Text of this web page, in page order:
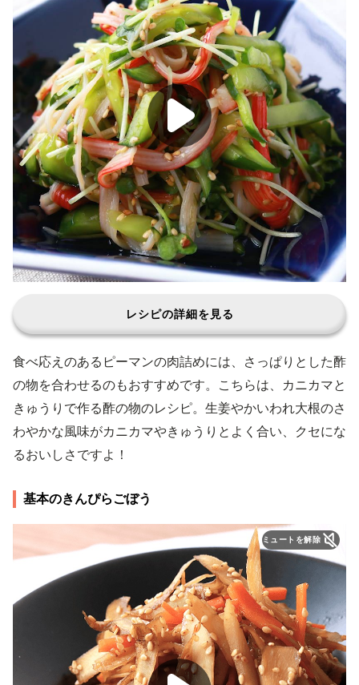
レシピの詳細を見る
食べ応えのあるピーマンの肉詰めには、さっぱりとした酢
の物を合わせるのもおすすめです。こちらは、カニカマと
きゅうりで作る酢の物のレシピ。生姜やかいわれ大根のさ
わやかな風味がカニカマやきゅうりとよく合い、クセにな
るおいしさですよ！
基本のきんぴらごぼう
ミュートを解除